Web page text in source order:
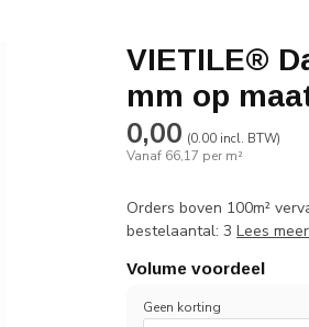
VIETILE®
mm op
0,00 (0.00 incl. BTW)
Vanaf 66,17 per m²
Orders boven 100m²
bestelaantal: 3Lees meer
Volume voordeel
Geen korting